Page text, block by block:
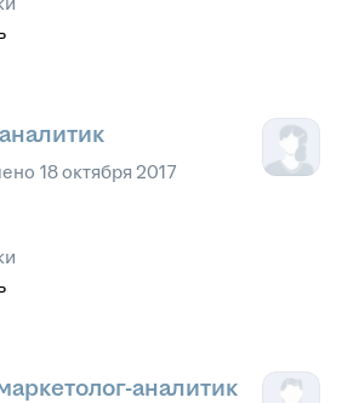
18 октября 2017
аналитик